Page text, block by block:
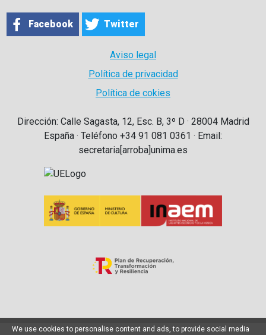
Facebook Twitter
Aviso legal
Política de privacidad
Política de cokies
Dirección: Calle Sagasta, 12, Esc. B, 3º D · 28004 Madrid
España · Teléfono +34 91 081 0361 · Email:
secretaria[arroba]unima.es
We use cookies to personalise content and ads, to provide social media